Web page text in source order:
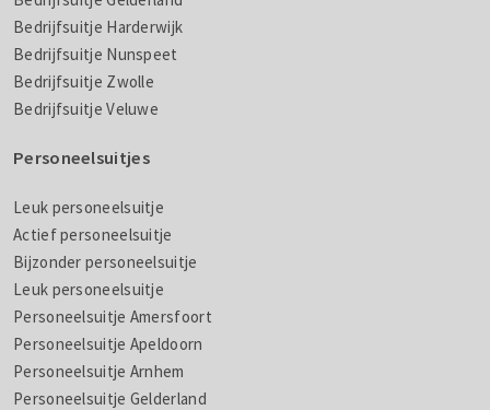
Bedrijfsuitje Harderwijk
Bedrijfsuitje Nunspeet
Bedrijfsuitje Zwolle
Bedrijfsuitje Veluwe
Personeelsuitjes
Leuk personeelsuitje
Actief personeelsuitje
Bijzonder personeelsuitje
Leuk personeelsuitje
Personeelsuitje Amersfoort
Personeelsuitje Apeldoorn
Personeelsuitje Arnhem
Personeelsuitje Gelderland